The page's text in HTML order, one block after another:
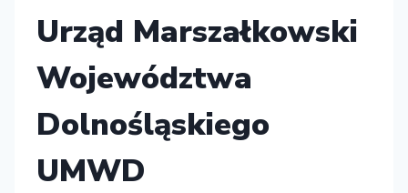
Urząd Marszałkowski
Województwa
Dolnośląskiego
UMWD